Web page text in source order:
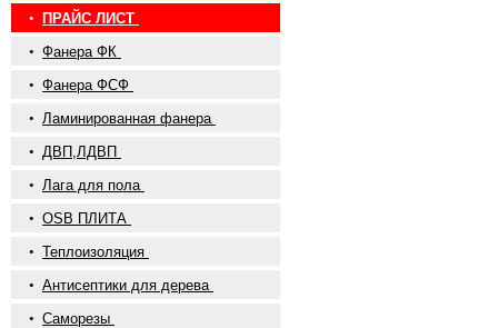
•
ПРАЙС ЛИСТ
• Фанера ФК
• Фанера ФСФ
• Ламинированная фанера
• ДВП,ЛДВП
• Лага для пола
• OSB ПЛИТА
• Теплоизоляция
• Антисептики для дерева
• Саморезы